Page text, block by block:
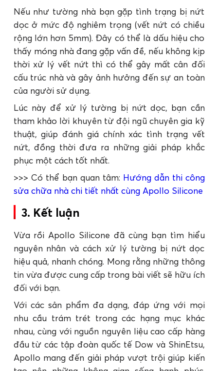
Nếu như tường nhà bạn gặp tình trạng bị nứt
dọc ở mức độ nghiêm trọng (vết nứt có chiều
rộng lớn hơn 5mm). Đây có thể là dấu hiệu cho
thấy móng nhà đang gặp vấn đề, nếu không kịp
thời xử lý vết nứt thì có thể gây mất cân đối
cấu trúc nhà và gây ảnh hưởng đến sự an toàn
của người sử dụng.
Lúc này để xử lý tường bị nứt dọc, bạn cần
tham khảo lời khuyên từ đội ngũ chuyên gia kỹ
thuật, giúp đánh giá chính xác tình trạng vết
nứt, đồng thời đưa ra những giải pháp khắc
phục một cách tốt nhất.
>>> Có thể bạn quan tâm: Hướng dẫn thi công
sửa chữa nhà chi tiết nhất cùng Apollo Silicone
3. Kết luận
Vừa rồi Apollo Silicone đã cùng bạn tìm hiểu
nguyên nhân và cách xử lý tường bị nứt dọc
hiệu quả, nhanh chóng. Mong rằng những thông
tin vừa được cung cấp trong bài viết sẽ hữu ích
đối với bạn.
Với các sản phẩm đa dạng, đáp ứng với mọi
nhu cầu trám trét trong các hạng mục khác
nhau, cùng với nguồn nguyên liệu cao cấp hàng
đầu từ các tập đoàn quốc tế Dow và ShinEtsu,
Apollo mang đến giải pháp vượt trội giúp kiến